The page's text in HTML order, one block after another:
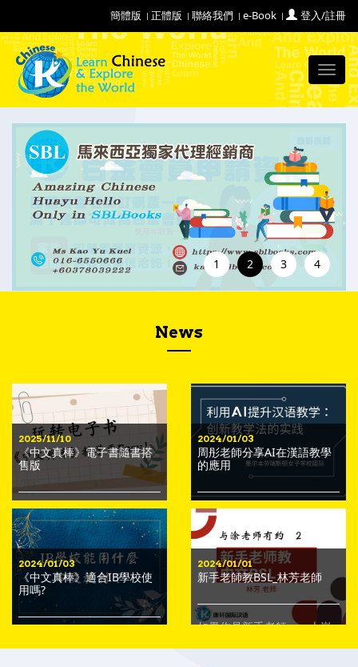
簡體版 正體版 聯絡我們 e-Book 登入/註冊
1 2 3 4
News
2025/11/10
《中文真棒》電子書隨書搭
售版
《中文真棒》電子書隨書搭
售版上架囉！實用的功能，
讓教與學更方便有效率。
2024/01/03
周彤老師分享AI在漢語教學
的應用
你知道AI可以幫你什麼嗎？
透過ChatGPT和人工智慧影
音工具，中文教師可以提升
教學方法，簡化課程計畫，
並培養學生更具創意的參
與，進而提高學習成果。究
竟要如何做，可以將AI這個
尖端技術有效地與語言教學
設計和考試評估相結合？這
次工作坊邀請到目前在澳大
2024/01/03
《中文真棒》適合IB學校使
用嗎?
是否有更好的作法?
2024/01/01
新手老師教BSL_林芳老師
如果你是新手老師，一上崗
該從哪裡入手呢？ 林芳老師